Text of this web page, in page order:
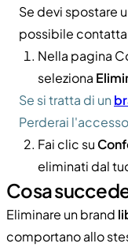
Se devi spostare
possibile
Nella pagina
seleziona
Se si tratta di un
Perderai
Fai clic su
eliminati dal
Cosa
Eliminare un brand
comportano allo